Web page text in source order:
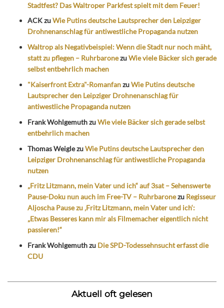
Stadtfest? Das Waltroper Parkfest spielt mit dem Feuer!
ACKzuWie Putins deutsche Lautsprecher den Leipziger
Drohnenanschlag für antiwestliche Propaganda nutzen
Waltrop als Negativbeispiel: Wenn die Stadt nur noch mäht,
statt zu pflegen – RuhrbaronezuWie viele Bäcker sich gerade
selbst entbehrlich machen
"Kaiserfront Extra"-RomanfanzuWie Putins deutsche
Lautsprecher den Leipziger Drohnenanschlag für
antiwestliche Propaganda nutzen
Frank WohlgemuthzuWie viele Bäcker sich gerade selbst
entbehrlich machen
Thomas WeiglezuWie Putins deutsche Lautsprecher den
Leipziger Drohnenanschlag für antiwestliche Propaganda
nutzen
„Fritz Litzmann, mein Vater und ich“ auf 3sat – Sehenswerte
Pause-Doku nun auch im Free-TV – Ruhrbaronezu Regisseur
Aljoscha Pause zu ‚Fritz Litzmann, mein Vater und ich‘:
„Etwas Besseres kann mir als Filmemacher eigentlich nicht
passieren!“
Frank Wohlgemuthzu Die SPD-Todessehnsucht erfasst die
CDU
Aktuell oft gelesen